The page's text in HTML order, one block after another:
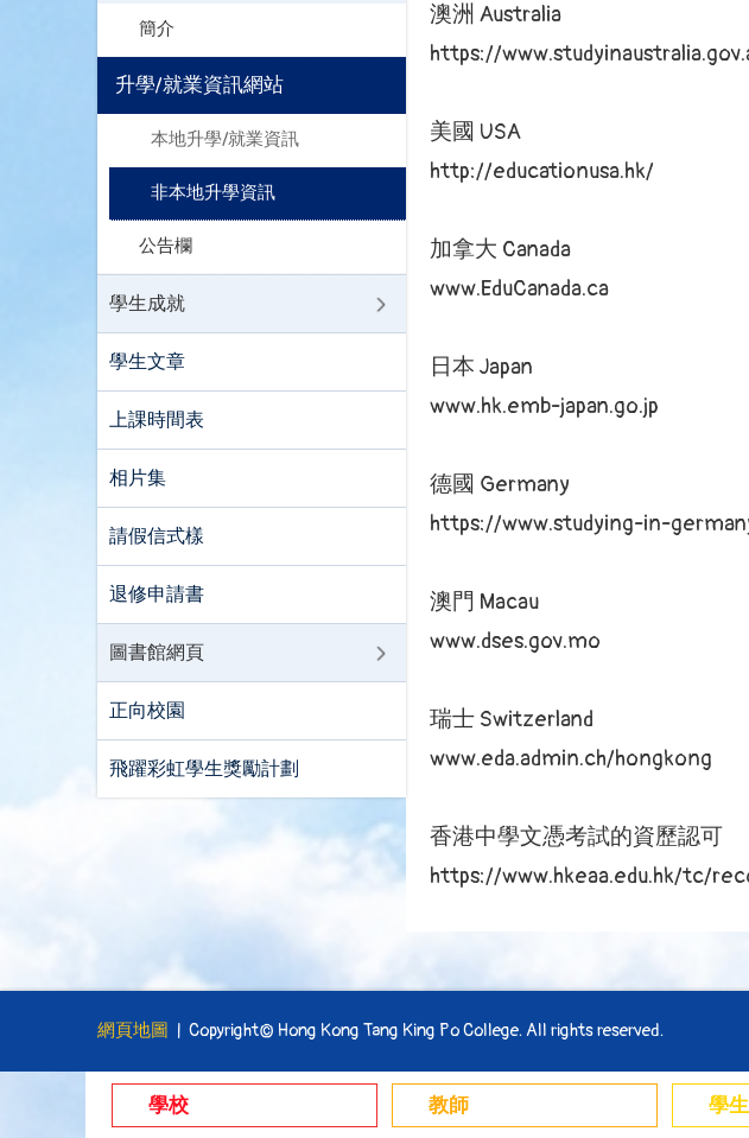
澳洲 Australia
https://
美國 USA
http://educationusa.hk/
加拿大 Canada
www.EduCanada.ca
日本 Japan
www.hk.emb-japan.go.jp
德國 Germany
https://www.studying-in-
澳門 Macau
www.dses.gov.mo
瑞士 Switzerland
www.eda.admin.ch/hongkong
香港中學文憑考試的資歷認可
https://www.hkeaa.edu.hk/tc/
簡介
升學/就業資訊網站
本地升學/就業資訊
非本地升學資訊
公告欄
學生成就
學生文章
上課時間表
相片集
請假信式樣
退修申請書
圖書館網頁
正向校園
飛躍彩虹學生獎勵計劃
網頁地圖 | Copyright© Hong Kong Tang King Po College. All rights reserved.
學校 教師 學生